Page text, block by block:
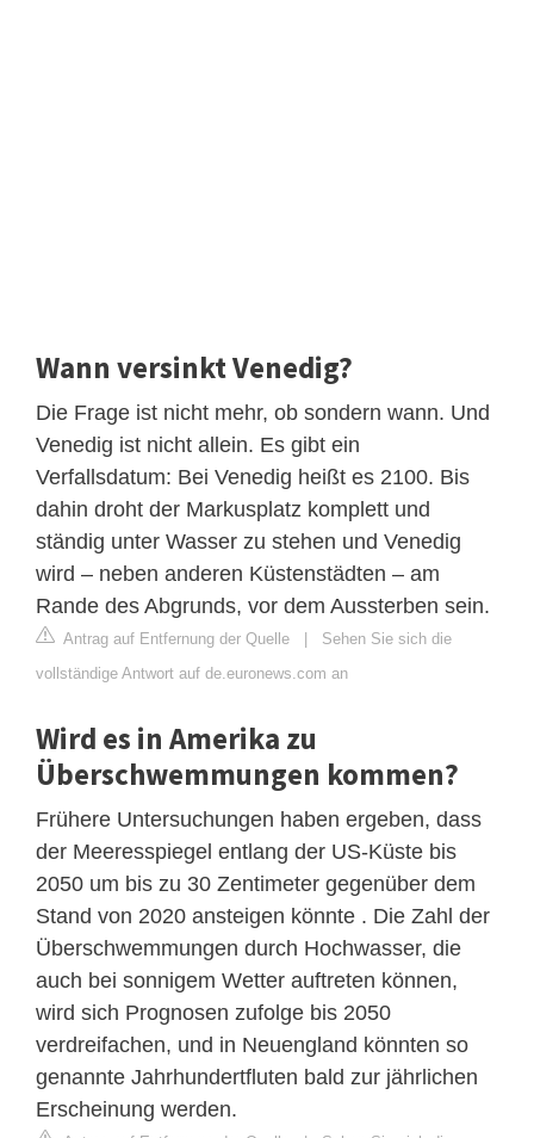
Wann versinkt Venedig?
Die Frage ist nicht mehr, ob sondern wann. Und
Venedig ist nicht allein. Es gibt ein
Verfallsdatum: Bei Venedig heißt es 2100. Bis
dahin droht der Markusplatz komplett und
ständig unter Wasser zu stehen und Venedig
wird – neben anderen Küstenstädten – am
Rande des Abgrunds, vor dem Aussterben sein.
Antrag auf Entfernung der Quelle | Sehen Sie sich die
vollständige Antwort auf de.euronews.com an
Wird es in Amerika zu
Überschwemmungen kommen?
Frühere Untersuchungen haben ergeben, dass
der Meeresspiegel entlang der US-Küste bis
2050 um bis zu 30 Zentimeter gegenüber dem
Stand von 2020 ansteigen könnte . Die Zahl der
Überschwemmungen durch Hochwasser, die
auch bei sonnigem Wetter auftreten können,
wird sich Prognosen zufolge bis 2050
verdreifachen, und in Neuengland könnten so
genannte Jahrhundertfluten bald zur jährlichen
Erscheinung werden.